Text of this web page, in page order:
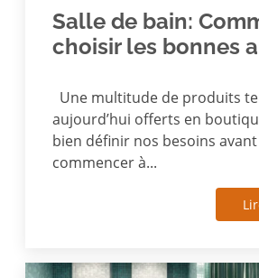
Salle de bain:
choisir les bonnes
Une multitude de produits
aujourd’hui offerts en
bien définir nos besoins
commencer à...